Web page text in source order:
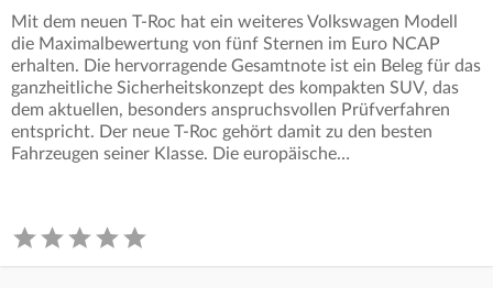
Mit dem neuen T-Roc hat ein weiteres Volkswagen Modell
die Maximalbewertung von fünf Sternen im Euro NCAP
erhalten. Die hervorragende Gesamtnote ist ein Beleg für das
ganzheitliche Sicherheitskonzept des kompakten SUV, das
dem aktuellen, besonders anspruchsvollen Prüfverfahren
entspricht. Der neue T-Roc gehört damit zu den besten
Fahrzeugen seiner Klasse. Die europäische…